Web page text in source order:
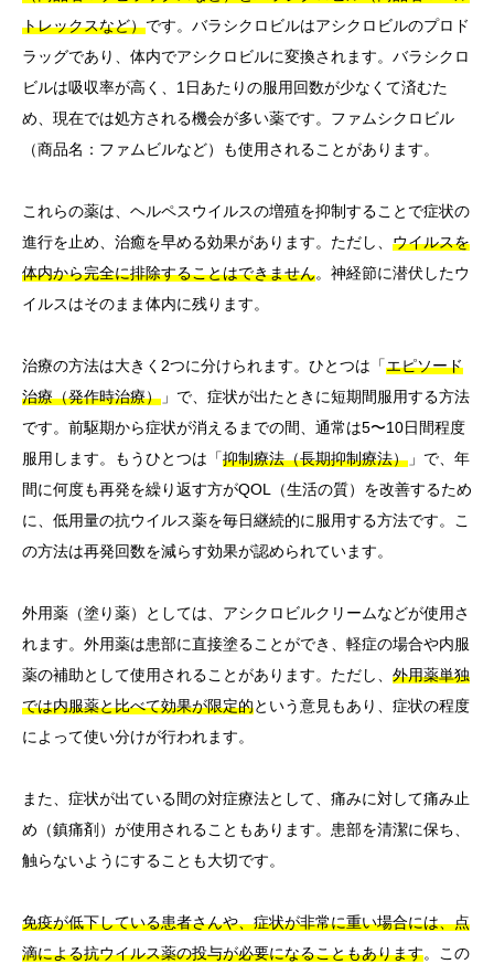
トレックスなど）です。バラシクロビルはアシクロビルのプロド
ラッグであり、体内でアシクロビルに変換されます。バラシクロ
ビルは吸収率が高く、1日あたりの服用回数が少なくて済むた
め、現在では処方される機会が多い薬です。ファムシクロビル
（商品名：ファムビルなど）も使用されることがあります。
これらの薬は、ヘルペスウイルスの増殖を抑制することで症状の
進行を止め、治癒を早める効果があります。ただし、 ウイルスを
体内から完全に排除することはできません。神経節に潜伏したウ
イルスはそのまま体内に残ります。
治療の方法は大きく2つに分けられます。ひとつは「エピソード
治療（発作時治療） 」で、症状が出たときに短期間服用する方法
です。前駆期から症状が消えるまでの間、通常は5〜10日間程度
服用します。もうひとつは「抑制療法（長期抑制療法） 」で、年
間に何度も再発を繰り返す方がQOL（生活の質）を改善するため
に、低用量の抗ウイルス薬を毎日継続的に服用する方法です。こ
の方法は再発回数を減らす効果が認められています。
外用薬（塗り薬）としては、アシクロビルクリームなどが使用さ
れます。外用薬は患部に直接塗ることができ、軽症の場合や内服
薬の補助として使用されることがあります。ただし、 外用薬単独
では内服薬と比べて効果が限定的という意見もあり、症状の程度
によって使い分けが行われます。
また、症状が出ている間の対症療法として、痛みに対して痛み止
め（鎮痛剤）が使用されることもあります。患部を清潔に保ち、
触らないようにすることも大切です。
免疫が低下している患者さんや、症状が非常に重い場合には、点
滴による抗ウイルス薬の投与が必要になることもあります。この